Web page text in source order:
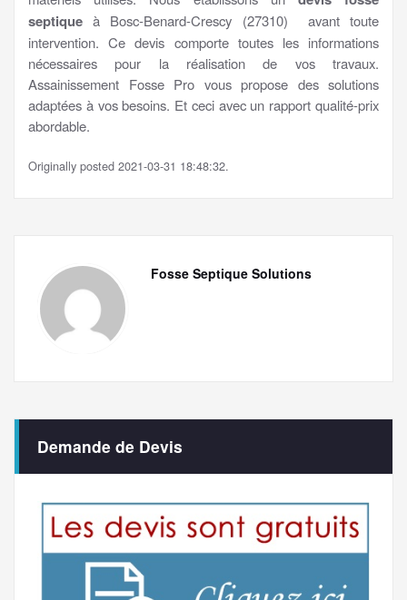
septique à Bosc-Benard-Crescy (27310) avant toute
intervention. Ce devis comporte toutes les informations
nécessaires pour la réalisation de vos travaux.
Assainissement Fosse Pro vous propose des solutions
adaptées à vos besoins. Et ceci avec un rapport qualité-prix
abordable.
Originally posted 2021-03-31 18:48:32.
Fosse Septique Solutions
Demande de Devis